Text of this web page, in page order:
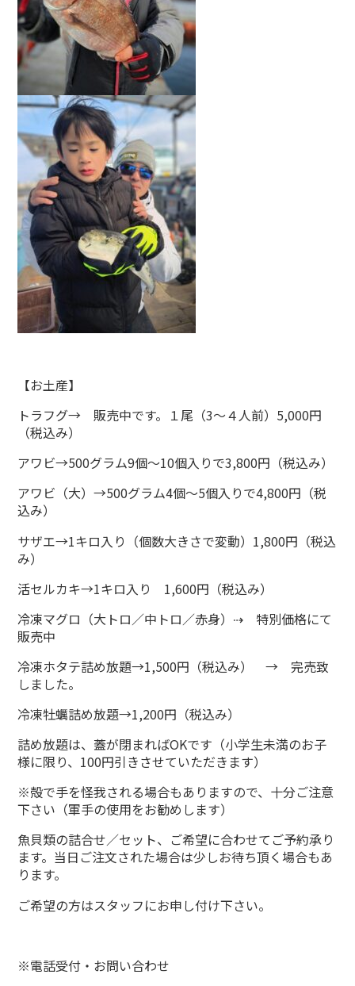
【お土産】
トラフグ→ 販売中です。１尾（3～４人前）5,000円
（税込み）
アワビ→500グラム9個～10個入りで3,800円（税込み）
アワビ（大）→500グラム4個～5個入りで4,800円（税
込み）
サザエ→1キロ入り（個数大きさで変動）1,800円（税込
み）
活セルカキ→1キロ入り 1,600円（税込み）
冷凍マグロ（大トロ／中トロ／赤身）⇢ 特別価格にて
販売中
冷凍ホタテ詰め放題→1,500円（税込み） → 完売致
しました。
冷凍牡蠣詰め放題→1,200円（税込み）
詰め放題は、蓋が閉まればOKです（小学生未満のお子
様に限り、100円引きさせていただきます）
※殻で手を怪我される場合もありますので、十分ご注意
下さい（軍手の使用をお勧めします）
魚貝類の詰合せ／セット、ご希望に合わせてご予約承り
ます。当日ご注文された場合は少しお待ち頂く場合もあ
ります。
ご希望の方はスタッフにお申し付け下さい。
※電話受付・お問い合わせ